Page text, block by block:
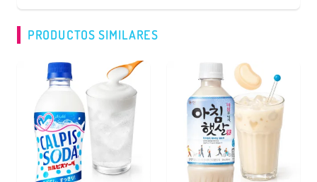
PRODUCTOS SIMILARES